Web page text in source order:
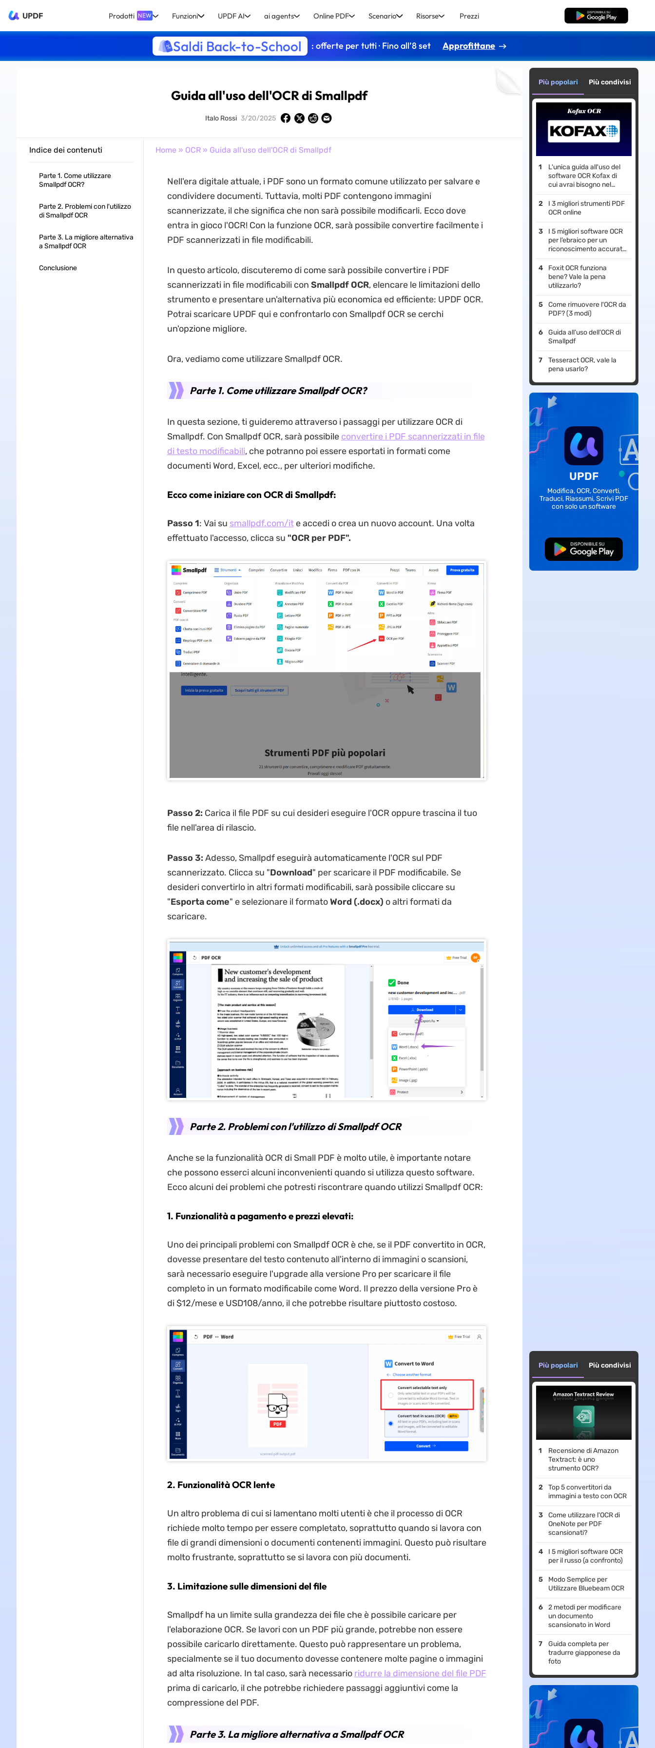
UPDF Prodotti NEW Funzioni UPDF AI ai agents Online PDF Scenario Risorse Prezzi Download Gratis
Saldi Back-to-School : offerte per tutti · Fino all’8 set Approfittane
Guida all'uso dell'OCR di Smallpdf
Italo Rossi 3/20/2025
Indice dei contenuti
Parte 1. Come utilizzare
Smallpdf OCR?
Parte 2. Problemi con l'utilizzo
di Smallpdf OCR
Parte 3. La migliore alternativa
a Smallpdf OCR
Conclusione
Home » OCR» Guida all'uso dell'OCR di Smallpdf
Nell'era digitale attuale, i PDF sono un formato comune utilizzato per salvare e
condividere documenti. Tuttavia, molti PDF contengono immagini
scannerizzate, il che significa che non sarà possibile modificarli. Ecco dove
entra in gioco l'OCR! Con la funzione OCR, sarà possibile convertire facilmente i
PDF scannerizzati in file modificabili.
In questo articolo, discuteremo di come sarà possibile convertire i PDF
scannerizzati in file modificabili con Smallpdf OCR, elencare le limitazioni dello
strumento e presentare un'alternativa più economica ed efficiente: UPDF OCR.
Potrai scaricare UPDF qui e confrontarlo con Smallpdf OCR se cerchi
un'opzione migliore.
Ora, vediamo come utilizzare Smallpdf OCR.
Parte 1. Come utilizzare Smallpdf OCR?
In questa sezione, ti guideremo attraverso i passaggi per utilizzare OCR di
Smallpdf. Con Smallpdf OCR, sarà possibile convertire i PDF scannerizzati in file
di testo modificabili, che potranno poi essere esportati in formati come
documenti Word, Excel, ecc., per ulteriori modifiche.
Ecco come iniziare con OCR di Smallpdf:
Passo 1: Vai su smallpdf.com/ite accedi o crea un nuovo account. Una volta
effettuato l'accesso, clicca su "OCR per PDF".
Passo 2: Carica il file PDF su cui desideri eseguire l'OCR oppure trascina il tuo
file nell'area di rilascio.
Passo 3: Adesso, Smallpdf eseguirà automaticamente l'OCR sul PDF
scannerizzato. Clicca su "Download" per scaricare il PDF modificabile. Se
desideri convertirlo in altri formati modificabili, sarà possibile cliccare su
"Esporta come" e selezionare il formatoWord (.docx) o altri formati da
scaricare.
Parte 2. Problemi con l'utilizzo di Smallpdf OCR
Anche se la funzionalità OCR di Small PDF è molto utile, è importante notare
che possono esserci alcuni inconvenienti quando si utilizza questo software.
Ecco alcuni dei problemi che potresti riscontrare quando utilizzi Smallpdf OCR:
1. Funzionalità a pagamento e prezzi elevati:
Uno dei principali problemi con Smallpdf OCR è che, se il PDF convertito in OCR,
dovesse presentare del testo contenuto all'interno di immagini o scansioni,
sarà necessario eseguire l'upgrade alla versione Pro per scaricare il file
completo in un formato modificabile come Word. Il prezzo della versione Pro è
di $12/mese e USD108/anno, il che potrebbe risultare piuttosto costoso.
2. Funzionalità OCR lente
Un altro problema di cui si lamentano molti utenti è che il processo di OCR
richiede molto tempo per essere completato, soprattutto quando si lavora con
file di grandi dimensioni o documenti contenenti immagini. Questo può risultare
molto frustrante, soprattutto se si lavora con più documenti.
3. Limitazione sulle dimensioni del file
Smallpdf ha un limite sulla grandezza dei file che è possibile caricare per
l'elaborazione OCR. Se lavori con un PDF più grande, potrebbe non essere
possibile caricarlo direttamente. Questo può rappresentare un problema,
specialmente se il tuo documento dovesse contenere molte pagine o immagini
ad alta risoluzione. In tal caso, sarà necessario ridurre la dimensione del file PDF
prima di caricarlo, il che potrebbe richiedere passaggi aggiuntivi come la
compressione del PDF.
Parte 3. La migliore alternativa a Smallpdf OCR
Più popolari Più condivisi
L'unica guida all'uso del
software OCR Kofax di
cui avrai bisogno nel
2026
I 3 migliori strumenti PDF
OCR online
I 5 migliori software OCR
per l’ebraico per un
riconoscimento accurato
del testo
Foxit OCR funziona
bene? Vale la pena
utilizzarlo?
Come rimuovere l'OCR da
PDF? (3 modi)
Guida all'uso dell'OCR di
Smallpdf
Tesseract OCR, vale la
pena usarlo?
UPDF
Modifica, OCR, Converti,
Traduci, Riassumi, Scrivi PDF
con solo un software
Download Gratis
Più popolari Più condivisi
Recensione di Amazon
Textract: è uno
strumento OCR?
Top 5 convertitori da
immagini a testo con OCR
Come utilizzare l'OCR di
OneNote per PDF
scansionati?
I 5 migliori software OCR
per il russo (a confronto)
Modo Semplice per
Utilizzare Bluebeam OCR
2 metodi per modificare
un documento
scansionato in Word
Guida completa per
tradurre giapponese da
foto